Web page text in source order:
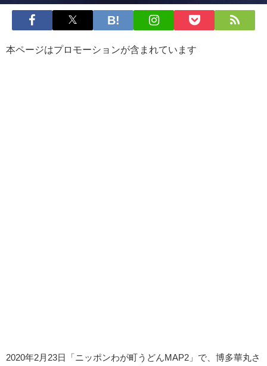
本ページはプロモーションが含まれています
2020年2月23日「ニッポンわが町うどんMAP2」で、博多華丸さ